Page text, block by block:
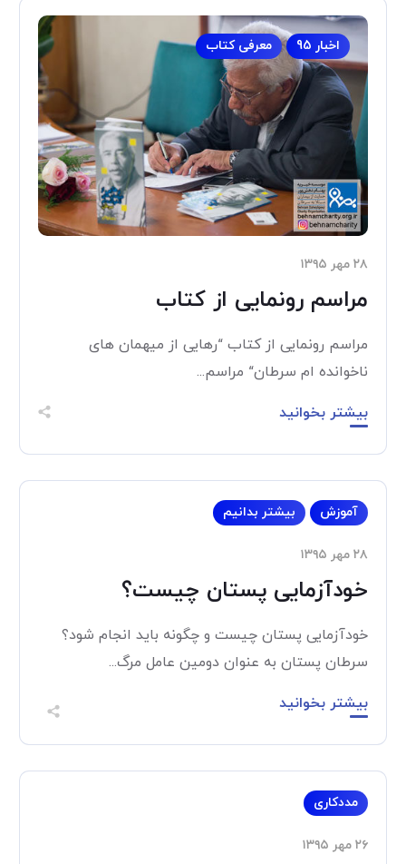
اخبار 95 معرفی کتاب
۲۸ مهر ۱۳۹۵
مراسم رونمایی از کتاب
مراسم رونمایی از کتاب “رهایی از میهمان های
ناخوانده ام سرطان“ مراسم...
بیشتر بخوانید
آموزش بیشتر بدانیم
۲۸ مهر ۱۳۹۵
خودآزمایی پستان چیست؟
خودآزمایی پستان چیست و چگونه باید انجام شود؟
سرطان پستان به عنوان دومین عامل مرگ...
بیشتر بخوانید
مددکاری
۲۶ مهر ۱۳۹۵